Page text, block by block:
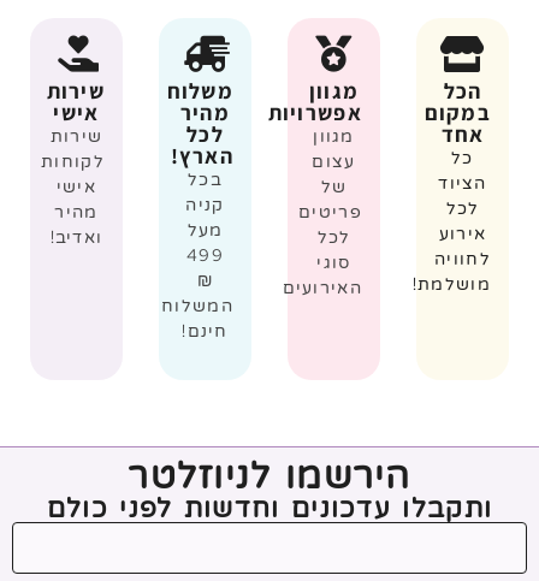
הכל
במקום
אחד
כל
הציוד
לכל
אירוע
לחוויה
מושלמת!
מגוון
אפשרויות
מגוון
עצום
של
פריטים
לכל
סוגי
האירועים
משלוח
מהיר
לכל
הארץ!
בכל
קניה
מעל
499
₪
המשלוח
חינם!
שירות
אישי
שירות
לקוחות
אישי
מהיר
ואדיב!
הירשמו לניוזלטר
ותקבלו עדכונים וחדשות לפני כולם